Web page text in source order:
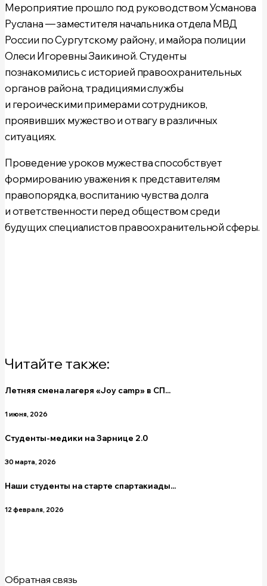
Мероприятие прошло под руководством Усманова
Руслана — заместителя начальника отдела МВД
России по Сургутскому району, имайора полиции
Олеси Игоревны Заикиной.Студенты
познакомились с историей правоохранительных
органов района, традициями службы
и героическими примерами сотрудников,
проявивших мужество и отвагу в различных
ситуациях.
Проведение уроков мужества способствует
формированию уважения к представителям
правопорядка, воспитанию чувства долга
и ответственности перед обществом среди
будущих специалистов правоохранительной сферы.
Читайте также:
Летняя смена лагеря «Joy camp» в СП...
1 июня, 2026
Студенты-медики на Зарнице 2.0
30 марта, 2026
Наши студенты на старте спартакиады...
12 февраля, 2026
Обратная связь